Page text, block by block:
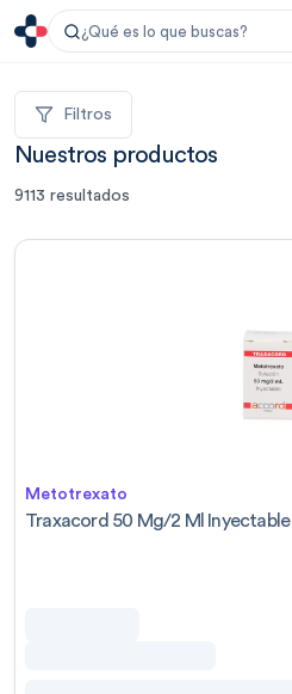
¿Qué es lo que buscas?
Filtros
Nuestros productos
9113 resultados
Metotrexato
Traxacord 50 Mg/2 Ml Inyectable